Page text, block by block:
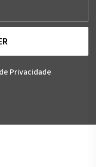
Privacidade